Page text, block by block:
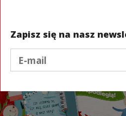
Zapisz się na nasz